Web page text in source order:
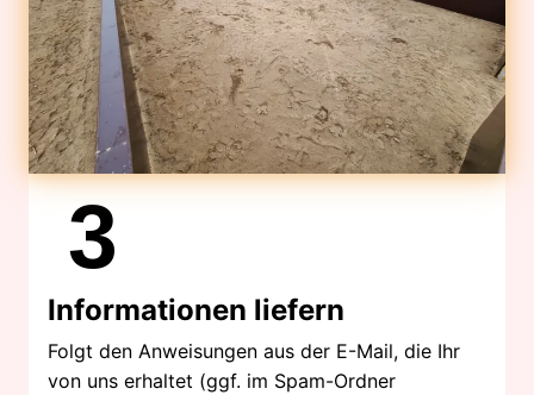
3
Informationen liefern
Folgt den Anweisungen aus der E-Mail, die Ihr
von uns erhaltet (ggf. im Spam-Ordner